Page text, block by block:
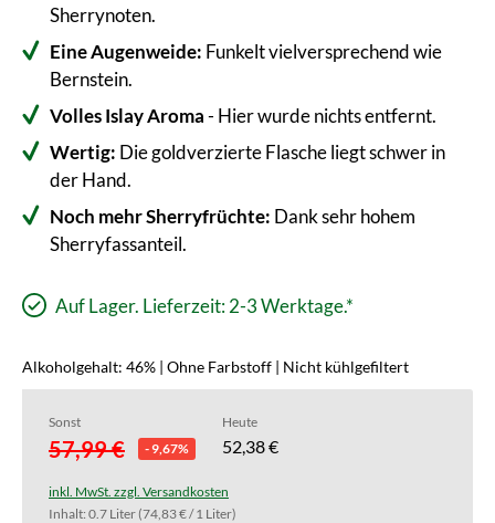
Sherrynoten.
Eine Augenweide: Funkelt vielversprechend wie
Bernstein.
Volles Islay Aroma- Hier wurde nichts entfernt.
Wertig: Die goldverzierte Flasche liegt schwer in
der Hand.
Noch mehr Sherryfrüchte: Dank sehr hohem
Sherryfassanteil.
Auf Lager. Lieferzeit: 2-3 Werktage.*
Alkoholgehalt: 46% | Ohne Farbstoff | Nicht kühlgefiltert
Sonst
57,99 € - 9,67%
Heute
52,38 €
inkl. MwSt. zzgl. Versandkosten
Inhalt: 0.7 Liter(74,83 € / 1 Liter)